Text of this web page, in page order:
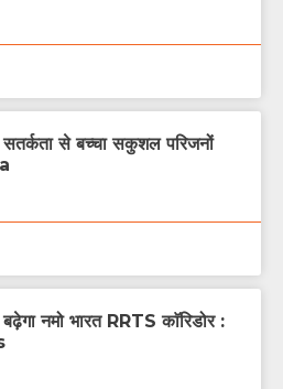
से बच्चा सकुशल परिजनों
नमो भारत RRTS काॅरिडोर :